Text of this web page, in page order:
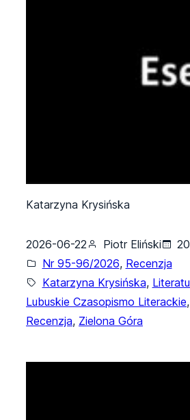
Katarzyna Krysińska
2026-06-22 Piotr Eliński
Nr 95-96/2026, Recenzja
Katarzyna Krysińska,
Lubuskie Czasopismo Literackie,
Recenzja, Zielona Góra